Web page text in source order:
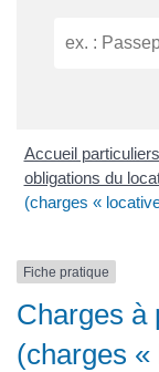
Accueil particuliers
obligations du
(charges «
Fiche pratique
Charges à
(charges «